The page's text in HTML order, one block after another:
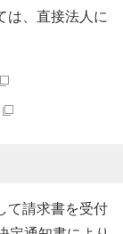
は、直接法人に
て請求書を受付